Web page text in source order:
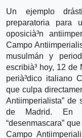
Un ejemplo
preparatoria para
oposicià³n
Campo
musulmán y
escribià³ hoy, 12 de
perià³dico italiano
que culpa
Antiimperialista” de
de Madrid. En
“desenmascara”
Campo